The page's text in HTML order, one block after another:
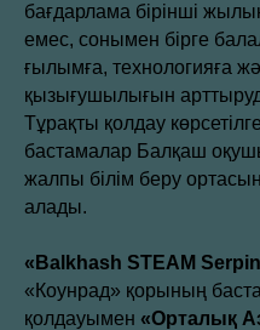
бағдарлама бірінші
емес, сонымен бірге
ғылымға, технологияға
қызығушылығын
Тұрақты қолдау
бастамалар Балқаш
жалпы білім беру
алады.
«Balkhash STEAM
«Коунрад» қорының
қолдауымен «Орталық